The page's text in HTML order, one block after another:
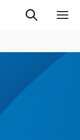
Suche ein-/